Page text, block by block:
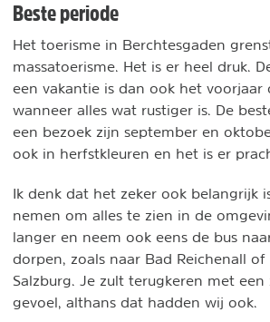
Beste periode
Het toerisme in Berchtesgaden
massatoerisme. Het is er heel druk.
een vakantie is dan ook het voorjaar
wanneer alles wat rustiger is. De
een bezoek zijn september en
ook in herfstkleuren en het is er
Ik denk dat het zeker ook belangrijk
nemen om alles te zien in de
langer en neem ook eens de bus
dorpen, zoals naar Bad Reichenall
Salzburg. Je zult terugkeren met een
gevoel, althans dat hadden wij ook.